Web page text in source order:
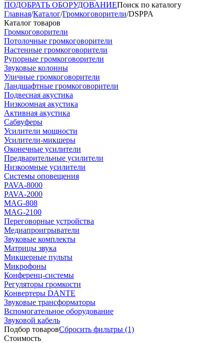
ПОДОБРАТЬ ОБОРУДОВАНИЕПоиск по каталогу
Главная/Каталог/Громкоговорители/DSPPA
Каталог товаров
Громкоговорители
Потолочные громкоговорители
Настенные громкоговорители
Рупорные громкоговорители
Звуковые колонны
Уличные громкоговорители
Ландшафтные громкоговорители
Подвесная акустика
Низкоомная акустика
Активная акустика
Сабвуферы
Усилители мощности
Усилители-микшеры
Оконечные усилители
Предварительные усилители
Низкоомные усилители
Системы оповещения
PAVA-8000
PAVA-2000
MAG-808
MAG-2100
Переговорные устройства
Медиапроигрыватели
Звуковые комплекты
Матрицы звука
Микшерные пульты
Микрофоны
Конференц-системы
Регуляторы громкости
Конвертеры DANTE
Звуковые трансформаторы
Вспомогательное оборудование
Звуковой кабель
Подбор товаровСбросить фильтры (1)
Стоимость